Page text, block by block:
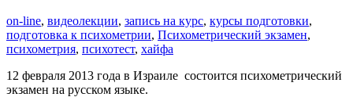
on-line, видеолекции, запись на курс, курсы подготовки,
подготовка к психометрии, Психометрический экзамен,
психометрия, психотест, хайфа
12 февраля 2013 года в Израиле состоится психометрический
экзамен на русском языке.